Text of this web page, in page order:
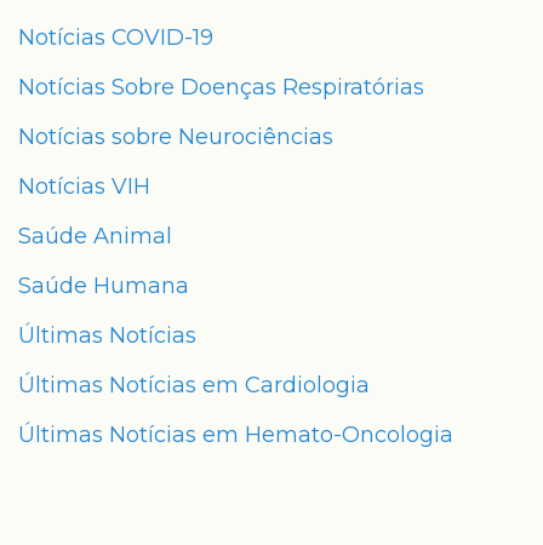
Notícias COVID-19
Notícias Sobre Doenças Respiratórias
Notícias sobre Neurociências
Notícias VIH
Saúde Animal
Saúde Humana
Últimas Notícias
Últimas Notícias em Cardiologia
Últimas Notícias em Hemato-Oncologia